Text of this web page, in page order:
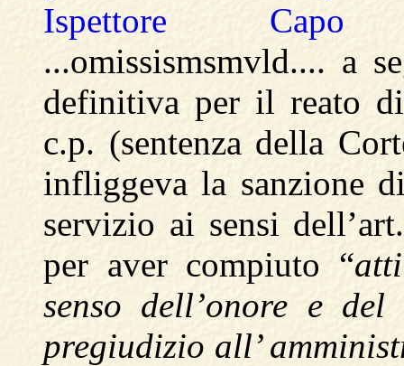
Ispettore Capo
...omissismsmvld.... a
definitiva per il reato
c.p. (sentenza della
infliggeva la sanzione
servizio ai sensi
per aver compiuto “
senso dell’onore e
pregiudizio all’